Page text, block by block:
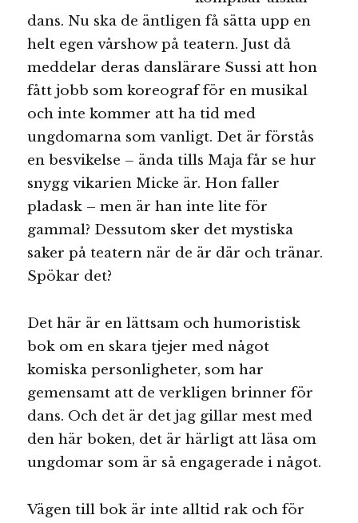
dans. Nu ska de äntligen få sätta upp en
helt egen vårshow på teatern. Just då
meddelar deras danslärare Sussi att hon
fått jobb som koreograf för en musikal
och inte kommer att ha tid med
ungdomarna som vanligt. Det är förstås
en besvikelse – ända tills Maja får se hur
snygg vikarien Micke är. Hon faller
pladask – men är han inte lite för
gammal? Dessutom sker det mystiska
saker på teatern när de är där och tränar.
Spökar det?
Det här är en lättsam och humoristisk
bok om en skara tjejer med något
komiska personligheter, som har
gemensamt att de verkligen brinner för
dans. Och det är det jag gillar mest med
den här boken, det är härligt att läsa om
ungdomar som är så engagerade i något.
Vägen till bok är inte alltid rak och för